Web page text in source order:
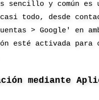
sencillo y común
todo, desde
> Google' en
esté activada para
mediante